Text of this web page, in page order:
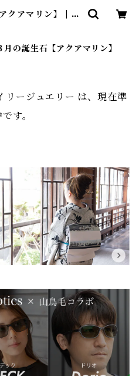
クアマリン】 | 記
月の誕生石【アクアマリン】
リージュエリー は、現在準
す。